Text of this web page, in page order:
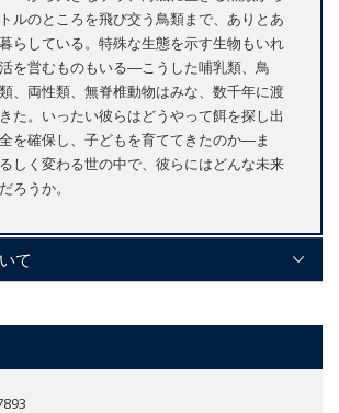
ルのところを飛び交う鳥類まで、ありとあ
らしている。特殊な生態を示す生物もいれ
を営むものもいる―こうした哺乳類、鳥
、両性類、無脊椎動物はみな、数千年に渡
た。いったい彼らはどうやって餌を探し出
を確保し、子どもを育ててきたのか―ま
しく変わる世の中で、彼らにはどんな未来
ろうか。
て